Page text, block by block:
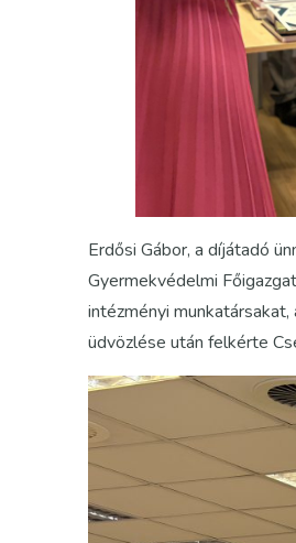
Erdősi Gábor, a díjátadó
Gyermekvédelmi
intézményi
üdvözlése után felkérte